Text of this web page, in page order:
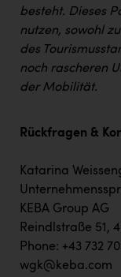
besteht. Dieses
nutzen, sowohl
des
noch rascheren
der Mobilität.
Rückfragen &
Katarina
KEBA Group AG
Reindlstraße 51,
Phone: +43 732
wgk@keba.com